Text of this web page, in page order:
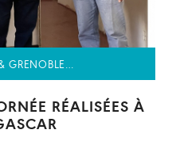
GRENOBLE…
RÉALISÉES À